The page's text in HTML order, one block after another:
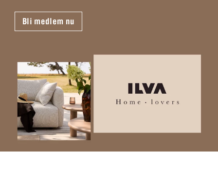
Bli medlem nu